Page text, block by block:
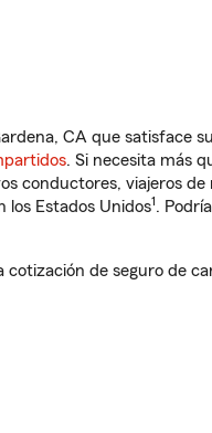
CA que satisface
. Si necesita más
conductores, viajeros de
los Estados Unidos1.
de seguro de